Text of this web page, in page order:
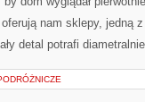
nam sklepy, jedną
detal potrafi